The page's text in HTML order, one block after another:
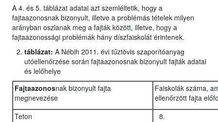
A 4. és 5. táblázat adatai azt szemléltetik, hogy a
fajtaazonosnak bizonyult, illetve a problémás tételek milyen
arányban oszlanak meg a fajták között, illetve, hogy a
fajtaazonossági problémák hány díszfaiskolát érintenek.
táblázat: A Nébih 2011. évi tűztövis szaporítóanyag
utóellenőrzése során fajtaazonosnak bizonyult fajták adatai
és lelőhelye
Fajtaazonosnak bizonyult fajta
megnevezése
Faiskolák száma,
ellenőrzött fajta
Teton